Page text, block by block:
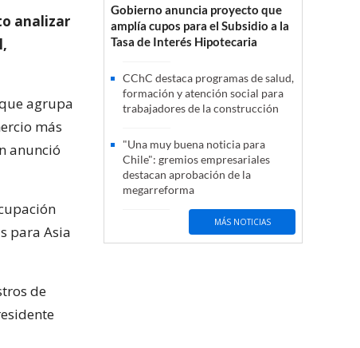
analizar
agrupa
más
anunció
para Asia
de
Gobierno anuncia proyecto que
amplía cupos para el Subsidio a la
Tasa de Interés Hipotecaria
CChC destaca programas de salud,
formación y atención social para
trabajadores de la construcción
"Una muy buena noticia para
Chile": gremios empresariales
destacan aprobación de la
megarreforma
MÁS NOTICIAS